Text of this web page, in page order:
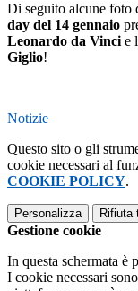
Di seguito alcune foto
day del 14 gennaio
Leonardo da Vinci e
Giglio!
Notizie
Questo sito o gli
cookie necessari al
COOKIE POLICY.
Personalizza Rifiuta
Gestione cookie
In questa schermata è
I cookie necessari